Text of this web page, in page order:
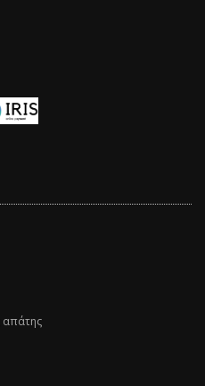
απάτης